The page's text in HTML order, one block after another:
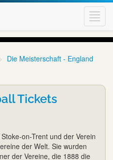
Die Meisterschaft - England
Tickets
on-Trent und der Verein
der Welt. Sie wurden
der Vereine, die 1888 die